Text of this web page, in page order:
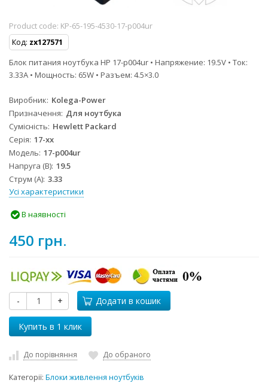
Product code: KP-65-195-4530-17-p004ur
Код: zx127571
Блок питания ноутбука HP 17-p004ur • Напряжение: 19.5V • Ток:
3.33A • Мощность: 65W • Разъем: 4.5×3.0
Виробник Kolega-Power
Призначення Для ноутбука
Сумісність Hewlett Packard
Серія 17-xx
Модель 17-p004ur
Напруга (В) 19.5
Струм (А) 3.33
Усі характеристики
В наявності
450 грн.
- + Додати в кошик
До порівняння До обраного
Категорії: Блоки живлення ноутбуків